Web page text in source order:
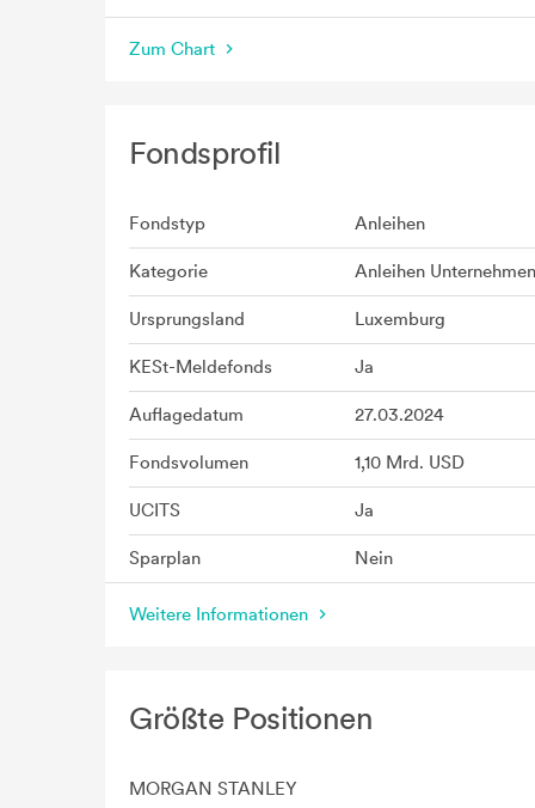
Zum Chart
Fondsprofil
Fondstyp Anleihen
Kategorie Anleihen Unternehmen
Ursprungsland Luxemburg
KESt-Meldefonds Ja
Auflagedatum 27.03.2024
Fondsvolumen 1,10 Mrd. USD
UCITS Ja
Sparplan Nein
Weitere Informationen
Größte Positionen
MORGAN STANLEY